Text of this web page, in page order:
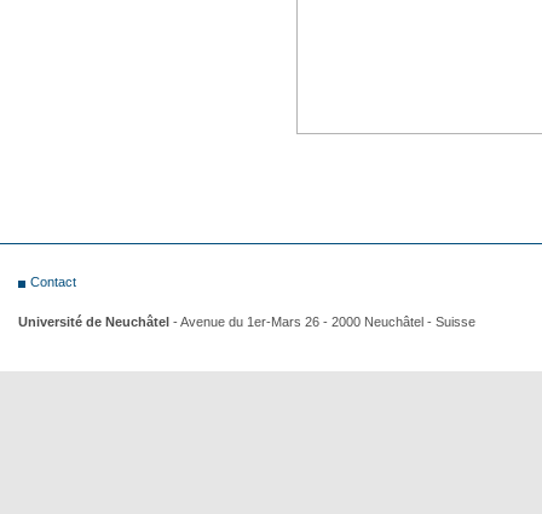
Contact
Université de Neuchâtel - Avenue du 1er-Mars 26 - 2000 Neuchâtel - Suisse